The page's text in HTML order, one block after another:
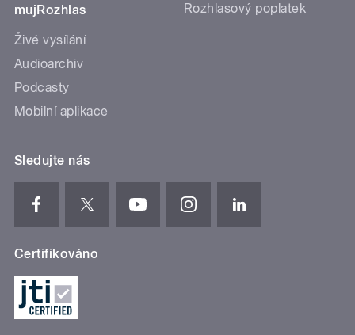
mujRozhlas
Živé vysílání
Audioarchiv
Podcasty
Mobilní aplikace
Rozhlasový poplatek
Sledujte nás
Certifikováno